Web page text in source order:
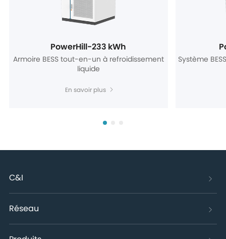
PowerHill-233 kWh
Armoire BESS tout-en-un à refroidissement
liquide
En savoir plus
Système
C&I
Réseau